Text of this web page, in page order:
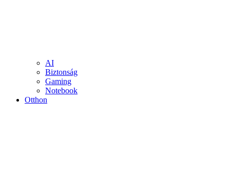
AI
Biztonság
Gaming
Notebook
Otthon